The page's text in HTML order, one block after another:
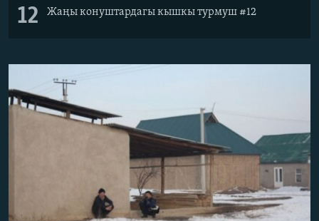
12 Жаңы конуштардагы кышкы турмуш #12